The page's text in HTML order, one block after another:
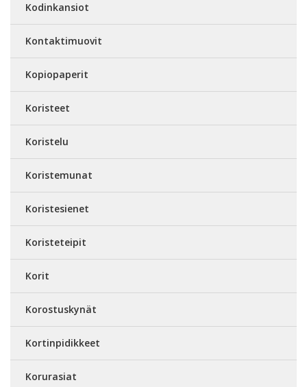
Kodinkansiot
Kontaktimuovit
Kopiopaperit
Koristeet
Koristelu
Koristemunat
Koristesienet
Koristeteipit
Korit
Korostuskynät
Kortinpidikkeet
Korurasiat